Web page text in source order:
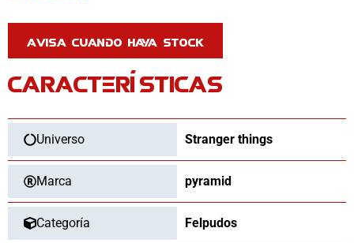
CARACTERÍSTICAS
Universo Stranger things
Marca pyramid
Categoría Felpudos